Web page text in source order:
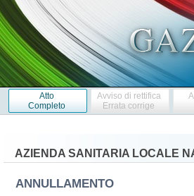
Atto
Completo
Avviso di rettifica
Errata corrige
AZIENDA SANITARIA LOCALE
ANNULLAMENTO